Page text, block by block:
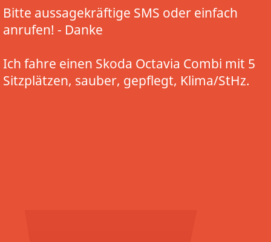
Bitte aussagekräftige SMS oder einfach
anrufen! - Danke
Ich fahre einen Skoda Octavia Combi mit 5
Sitzplätzen, sauber, gepflegt, Klima/StHz.